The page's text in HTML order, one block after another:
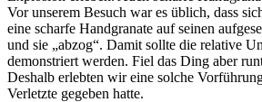
Vor unserem Besuch war es üblich, dass
eine scharfe Handgranate auf seinen
und sie
abzog . Damit sollte die relative
demonstriert werden. Fiel das Ding aber
Deshalb erlebten wir eine solche
Verletzte gegeben hatte.